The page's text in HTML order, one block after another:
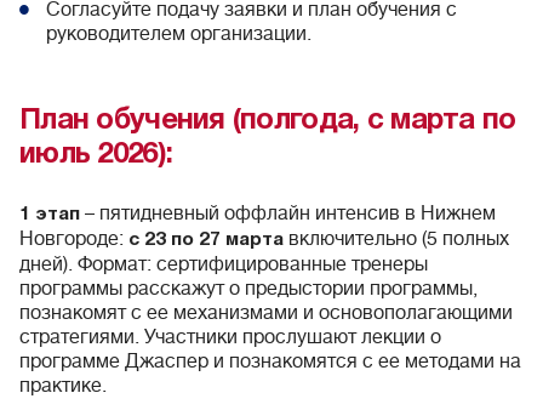
Согласуйте подачу заявки и план обучения с
руководителем организации.
План обучения (полгода, с марта по
июль 2026):
1 этап – пятидневный оффлайн интенсив в Нижнем
Новгороде: с 23 по 27 марта включительно (5 полных
дней). Формат: сертифицированные тренеры
программы расскажут о предыстории программы,
познакомят с ее механизмами и основополагающими
стратегиями. Участники прослушают лекции о
программе Джаспер и познакомятся с ее методами на
практике.